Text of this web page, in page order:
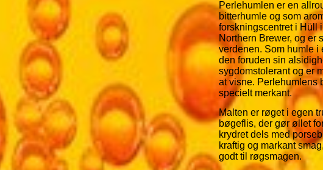
Perlehumlen er en
bitterhumle og som
forskningscentret i Hüll
Northern Brewer, og er
verdenen. Som humle
den foruden sin
sygdomstolerant og er
at visne. Perlehumlens
specielt merkant.
Malten er røget i egen
bøgeflis, der gør øllet
krydret dels med
kraftig og markant
godt til røgsmagen.